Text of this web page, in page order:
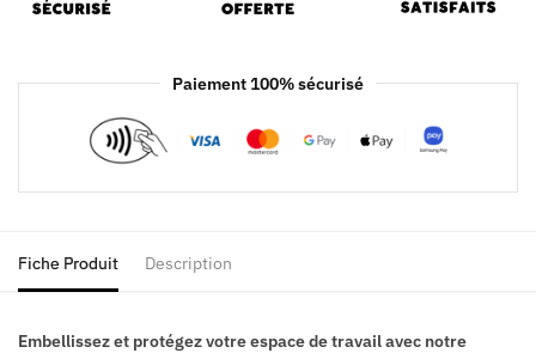
Paiement 100% sécurisé
Fiche Produit Description
Embellissez et protégez votre espace de travail avec notre